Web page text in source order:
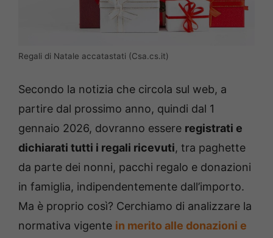
Regali di Natale accatastati (Csa.cs.it)
Secondo la notizia che circola sul web, a
partire dal prossimo anno, quindi dal 1
gennaio 2026, dovranno essere registrati e
dichiarati tutti i regali ricevuti, tra paghette
da parte dei nonni, pacchi regalo e donazioni
in famiglia, indipendentemente dall’importo.
Ma è proprio così? Cerchiamo di analizzare la
normativa vigente in merito alle donazioni e